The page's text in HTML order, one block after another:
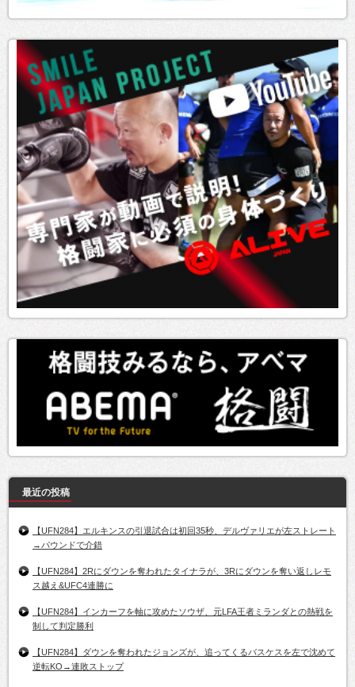
最近の投稿
【UFN284】エルキンスの引退試合は初回35秒、デルヴァリエが左ストレート
→パウンドで介錯
【UFN284】2Rにダウンを奪われたタイナラが、3Rにダウンを奪い返しレモ
ス越え&UFC4連勝に
【UFN284】インカーフを軸に攻めたソウザ、元LFA王者ミランダとの熱戦を
制して判定勝利
【UFN284】ダウンを奪われたジョンズが、追ってくるバスケスを左で沈めて
逆転KO→連敗ストップ